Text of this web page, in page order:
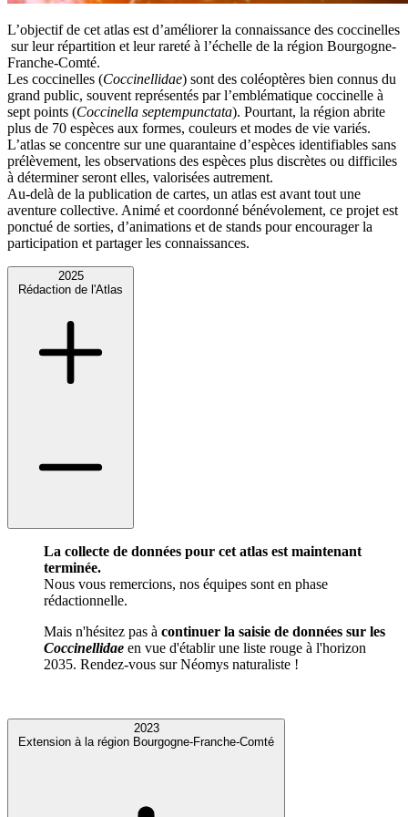
L’objectif de cet atlas est d’améliorer la connaissance des coccinelles
sur leur répartition et leur rareté à l’échelle de la région Bourgogne-
Franche-Comté.
Les coccinelles (Coccinellidae) sont des coléoptères bien connus du
grand public, souvent représentés par l’emblématique coccinelle à
sept points (Coccinella septempunctata). Pourtant, la région abrite
plus de 70 espèces aux formes, couleurs et modes de vie variés.
L’atlas se concentre sur une quarantaine d’espèces identifiables sans
prélèvement, les observations des espèces plus discrètes ou difficiles
à déterminer seront elles, valorisées autrement.
Au-delà de la publication de cartes, un atlas est avant tout une
aventure collective. Animé et coordonné bénévolement, ce projet est
ponctué de sorties, d’animations et de stands pour encourager la
participation et partager les connaissances.
2025
Rédaction de l'Atlas
La collecte de données pour cet atlas est maintenant
terminée.
Nous vous remercions, nos équipes sont en phase
rédactionnelle.
Mais n'hésitez pas à continuer la saisie de données sur les
Coccinellidae en vue d'établir une liste rouge à l'horizon
2035. Rendez-vous sur Néomys naturaliste !
2023
Extension à la région Bourgogne-Franche-Comté